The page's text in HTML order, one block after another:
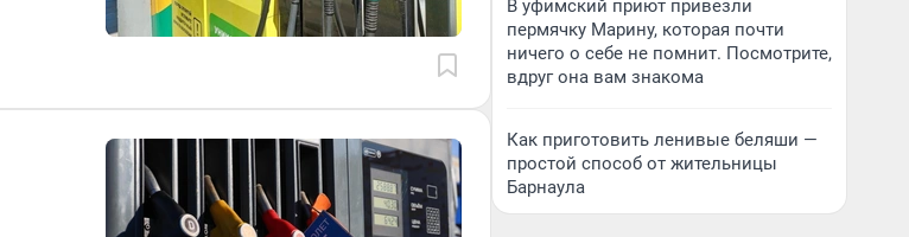
В уфимский приют привезли
пермячку Марину, которая почти
ничего о себе не помнит. Посмотрите,
вдруг она вам знакома
Как приготовить ленивые беляши —
простой способ от жительницы
Барнаула